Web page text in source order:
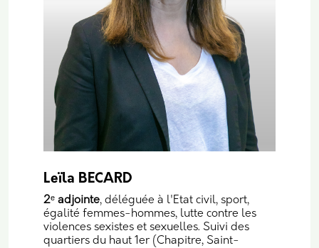
Leïla BECARD
2ᵉ adjointe, déléguée à l'Etat civil, sport,
égalité femmes-hommes, lutte contre les
violences sexistes et sexuelles. Suivi des
quartiers du haut 1er (Chapitre, Saint-